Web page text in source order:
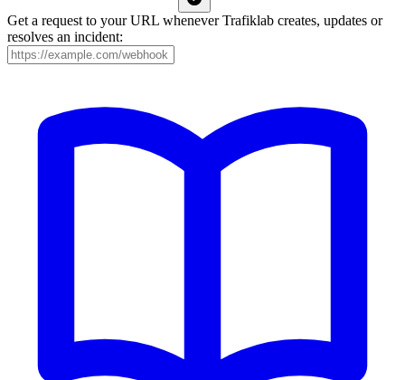
Get a request to your URL whenever Trafiklab creates, updates or
resolves an incident: